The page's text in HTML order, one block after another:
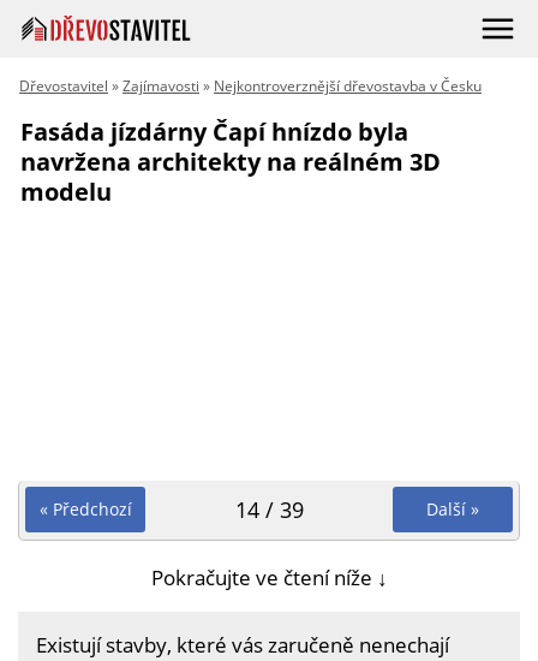
Dřevostavitel »Zajímavosti » Nejkontroverznější dřevostavba v Česku
Fasáda jízdárny Čapí hnízdo byla
navržena architekty na reálném 3D
modelu
« Předchozí Další »
14 / 39
Pokračujte ve čtení níže ↓
Existují stavby, které vás zaručeně nenechají